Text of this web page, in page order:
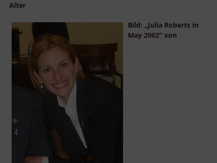
Alter
Bild: „Julia Roberts in
May 2002“ von